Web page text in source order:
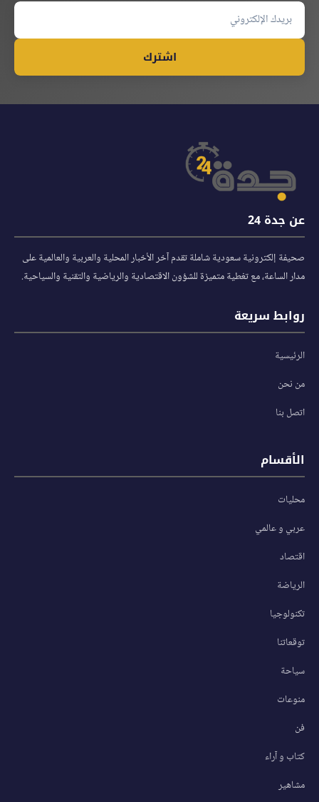
اشترك
عن جدة 24
صحيفة إلكترونية سعودية شاملة تقدم آخر الأخبار المحلية والعربية والعالمية على
مدار الساعة، مع تغطية متميزة للشؤون الاقتصادية والرياضية والتقنية والسياحية.
روابط سريعة
الرئيسية
من نحن
اتصل بنا
الأقسام
محليات
عربي و عالمي
اقتصاد
الرياضة
تكنولوجيا
توقعاتنا
سياحة
منوعات
فن
كتاب و آراء
مشاهير